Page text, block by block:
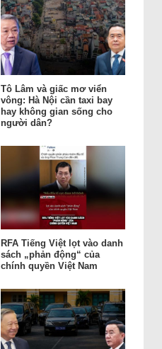
Tô Lâm và giấc mơ viển
vông: Hà Nội cần taxi bay
hay không gian sống cho
người dân?
RFA Tiếng Việt lọt vào danh
sách „phản động“ của
chính quyền Việt Nam